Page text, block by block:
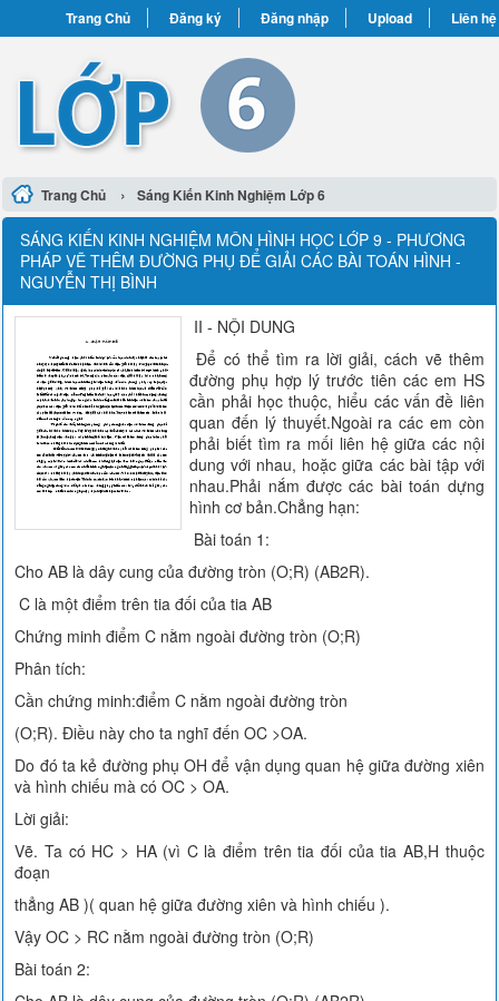
Trang Chủ Đăng ký Đăng nhập Upload Liên hệ
Trang Chủ › Sáng Kiến Kinh Nghiệm Lớp 6
SÁNG KIẾN KINH NGHIỆM MÔN HÌNH HỌC LỚP 9 - PHƯƠNG
PHÁP VẼ THÊM ĐƯỜNG PHỤ ĐỂ GIẢI CÁC BÀI TOÁN HÌNH -
NGUYỄN THỊ BÌNH
II - NỘI DUNG
Để có thể tìm ra lời giải, cách vẽ thêm
đường phụ hợp lý trước tiên các em HS
cần phải học thuộc, hiểu các vấn đề liên
quan đến lý thuyết.Ngoài ra các em còn
phải biết tìm ra mối liên hệ giữa các nội
dung với nhau, hoặc giữa các bài tập với
nhau.Phải nắm được các bài toán dựng
hình cơ bản.Chẳng hạn:
Bài toán 1:
Cho AB là dây cung của đường tròn (O;R) (AB2R).
C là một điểm trên tia đối của tia AB
Chứng minh điểm C nằm ngoài đường tròn (O;R)
Phân tích:
Cần chứng minh:điểm C nằm ngoài đường tròn
(O;R). Điều này cho ta nghĩ đến OC >OA.
Do đó ta kẻ đường phụ OH để vận dụng quan hệ giữa đường xiên
và hình chiếu mà có OC > OA.
Lời giải:
Vẽ. Ta có HC > HA (vì C là điểm trên tia đối của tia AB,H thuộc
đoạn
thẳng AB )( quan hệ giữa đường xiên và hình chiếu ).
Vậy OC > RC nằm ngoài đường tròn (O;R)
Bài toán 2: